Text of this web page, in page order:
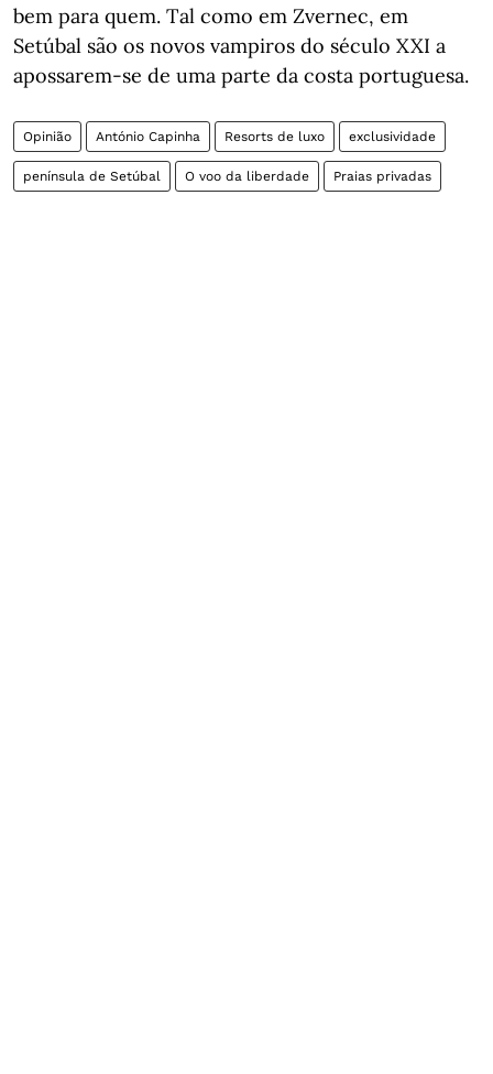
bem para quem. Tal como em Zvernec, em
Setúbal são os novos vampiros do século XXI a
apossarem-se de uma parte da costa portuguesa.
Opinião António Capinha Resorts de luxo exclusividade
península de Setúbal O voo da liberdade Praias privadas